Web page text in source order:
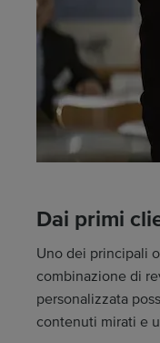
Dai primi
Uno dei principali
combinazione di
personalizzata
contenuti mirati e